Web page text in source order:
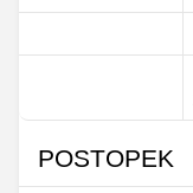
POSTOPEK